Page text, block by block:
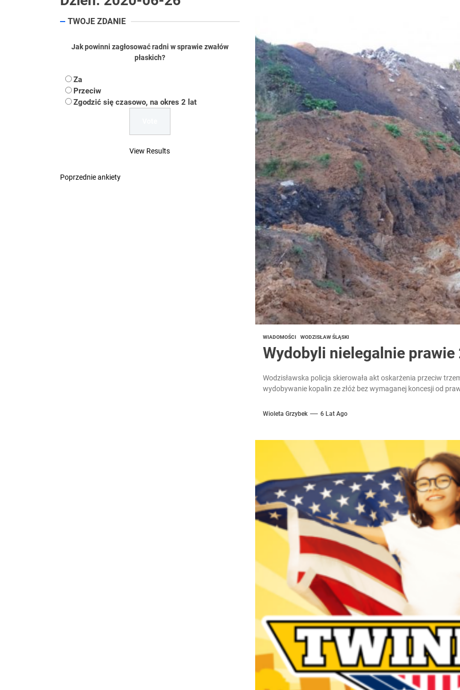
Koper – część 2.
Uwaga Dębieńsko – woda nieprzydatna do spożycia!!!
Dość komentowania kolejnych afer w ochronie zdrowia — czas zacząć mówić o
WIADOMOŚCI WODZISŁAW ŚLĄSKI
Wydobyli nielegalnie
Wodzisławska policja skierowała akt oskarżenia przeciw
wydobywanie kopalin ze złóż bez wymaganej koncesji od
Wioleta Grzybek 6 Lat Ago
TWOJE ZDANIE
Jak powinni zagłosować radni w sprawie zwałów
płaskich?
Za
Przeciw
Zgodzić się czasowo, na okres 2 lat
View Results
Poprzednie ankiety